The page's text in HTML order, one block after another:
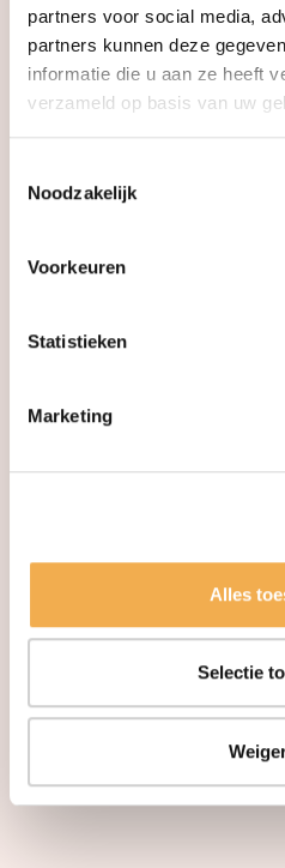
partners voor social media,
partners kunnen deze
informatie die u aan ze heeft
verzameld op basis van uw
Noodzakelijk
Voorkeuren
Statistieken
Marketing
Alles
Selectie
kwartaal 2026
Zettershof gaat